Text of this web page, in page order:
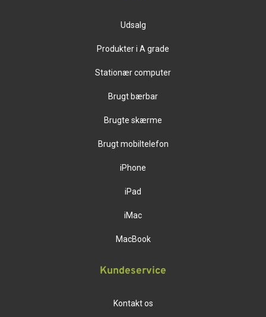
Udsalg
Produkter i A grade
Stationær computer
Brugt bærbar
Brugte skærme
Brugt mobiltelefon
iPhone
iPad
iMac
MacBook
Kundeservice
Kontakt os